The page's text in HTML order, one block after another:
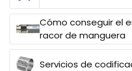
Cómo conseguir el
racor de manguera
Servicios de